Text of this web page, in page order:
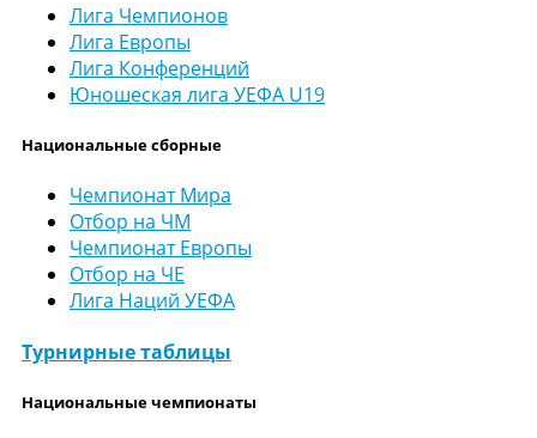
Лига Чемпионов
Лига Европы
Лига Конференций
Юношеская лига УЕФА U19
Национальные сборные
Чемпионат Мира
Отбор на ЧМ
Чемпионат Европы
Отбор на ЧЕ
Лига Наций УЕФА
Турнирные таблицы
Национальные чемпионаты